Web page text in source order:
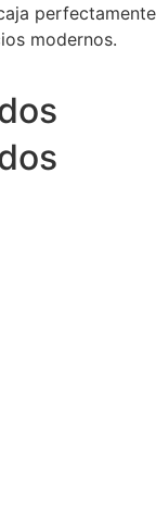
perfectamente
modernos.